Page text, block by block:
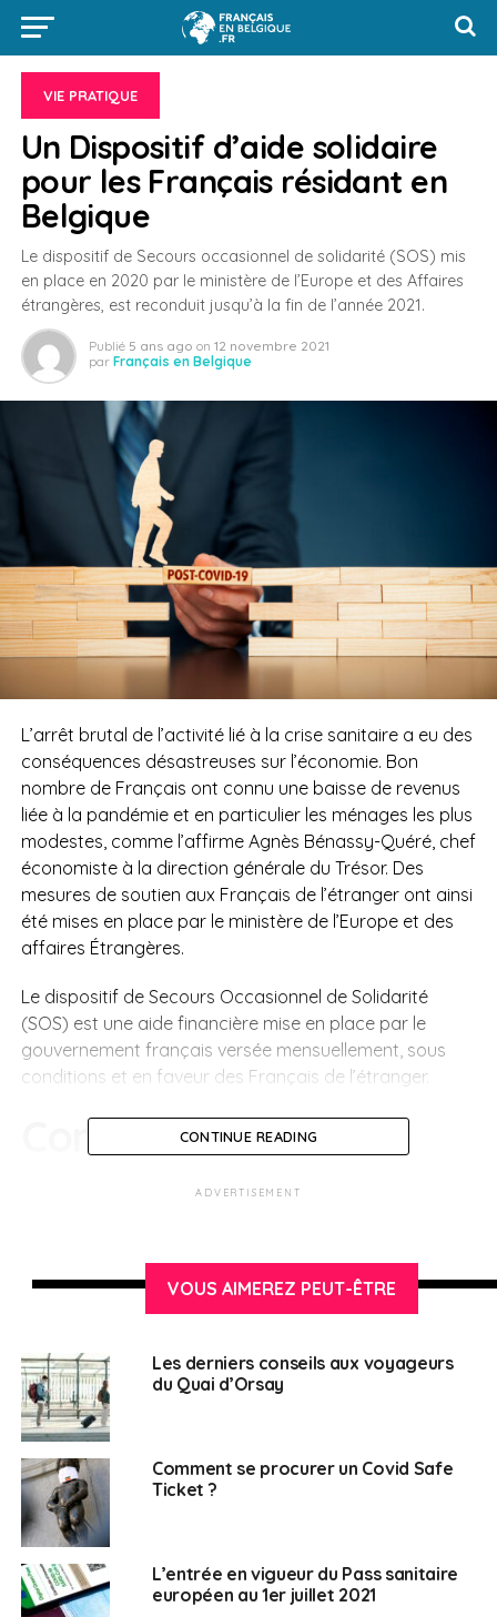
VIE PRATIQUE
Un Dispositif d’aide solidaire
pour les Français résidant en
Belgique
Le dispositif de Secours occasionnel de solidarité (SOS) mis
en place en 2020 par le ministère de l’Europe et des Affaires
étrangères, est reconduit jusqu’à la fin de l’année 2021.
Publié 5 ans ago on 12 novembre 2021
par Français en Belgique
L’arrêt brutal de l’activité lié à la crise sanitaire a eu des
conséquences désastreuses sur l’économie. Bon
nombre de Français ont connu une baisse de revenus
liée à la pandémie et en particulier les ménages les plus
modestes, comme l’affirme Agnès Bénassy-Quéré, chef
économiste à la direction générale du Trésor. Des
mesures de soutien aux Français de l’étranger ont ainsi
été mises en place par le ministère de l’Europe et des
affaires Étrangères.
Le dispositif de Secours Occasionnel de Solidarité
(SOS) est une aide financière mise en place par le
gouvernement français versée mensuellement, sous
conditions et en faveur des Français de l’étranger.
Comment en
bénéficier ?
des Français du Consulat du consulat général
de France à Bruxelles
Pouvoir justifier d’une perte ou d’une diminution
importante de revenus liée à la crise
économique provoquée par la pandémie de
Quel en sera le
montant ?
Le montant est plafonné mensuellement à 176,53 euros
CONTINUE READING
ADVERTISEMENT
VOUS AIMEREZ PEUT-ÊTRE
Les derniers conseils aux voyageurs
du Quai d’Orsay
Comment se procurer un Covid Safe
Ticket ?
L’entrée en vigueur du Pass sanitaire
européen au 1er juillet 2021